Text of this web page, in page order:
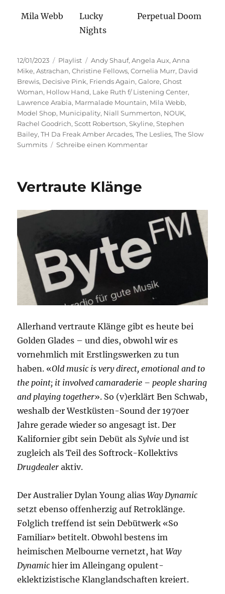
Mila Webb
Lucky
Nights
Perpetual Doom
Veröffentlicht
am
12/01/2023 Kategorien
Playlist Schlagwörter
Andy Shauf,Angela Aux,Anna
Mike,Astrachan,Christine Fellows,Cornelia Murr, David
Brewis, Decisive Pink, Friends Again,Galore,Ghost
Woman, Hollow Hand, Lake Ruth f/ Listening Center,
Lawrence Arabia, Marmalade Mountain, Mila Webb,
Model Shop, Municipality, Niall Summerton, NOUK,
Rachel Goodrich,Scott Robertson,Skyline,Stephen
Bailey,TH Da Freak Amber Arcades,The Leslies,The Slow
Summits
Schreibe einen Kommentarzu
Vertraute Klänge
Allerhand vertraute Klänge gibt es heute bei
Golden Glades – und dies, obwohl wir es
vornehmlich mit Erstlingswerken zu tun
haben. «Old music is very direct, emotional and to
the point; it involved camaraderie – people sharing
and playing together». So (v)erklärt Ben Schwab,
weshalb der Westküsten-Sound der 1970er
Jahre gerade wieder so angesagt ist. Der
Kalifornier gibt sein Debüt alsSylvie und ist
zugleich als Teil des Softrock-Kollektivs
Drugdealer aktiv.
Der Australier Dylan Young aliasWay Dynamic
setzt ebenso offenherzig auf Retroklänge.
Folglich treffend ist sein Debütwerk «So
Familiar» betitelt. Obwohl bestens im
heimischen Melbourne vernetzt, hatWay
Dynamic hier im Alleingang opulent-
eklektizistische Klanglandschaften kreiert.